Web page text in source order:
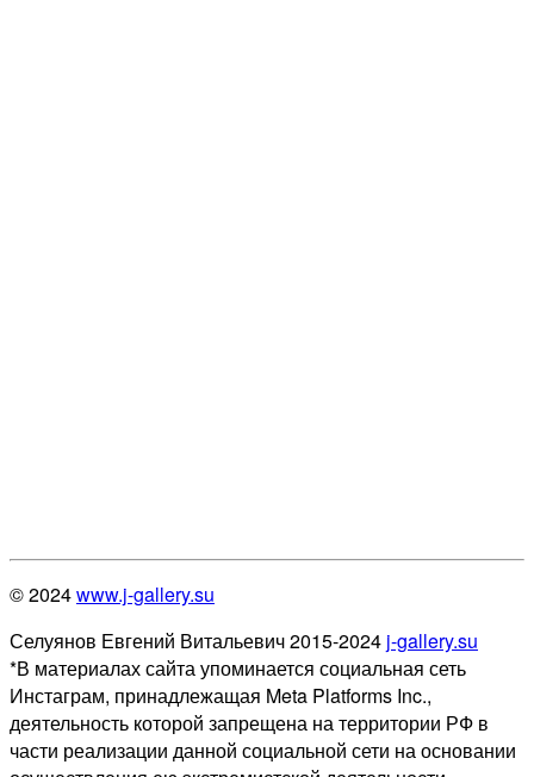
© 2024www.j-gallery.su
Селуянов Евгений Витальевич 2015-2024 j-gallery.su
*В материалах сайта упоминается социальная сеть
Инстаграм, принадлежащая Meta Platforms Inc.,
деятельность которой запрещена на территории РФ в
части реализации данной социальной сети на основании